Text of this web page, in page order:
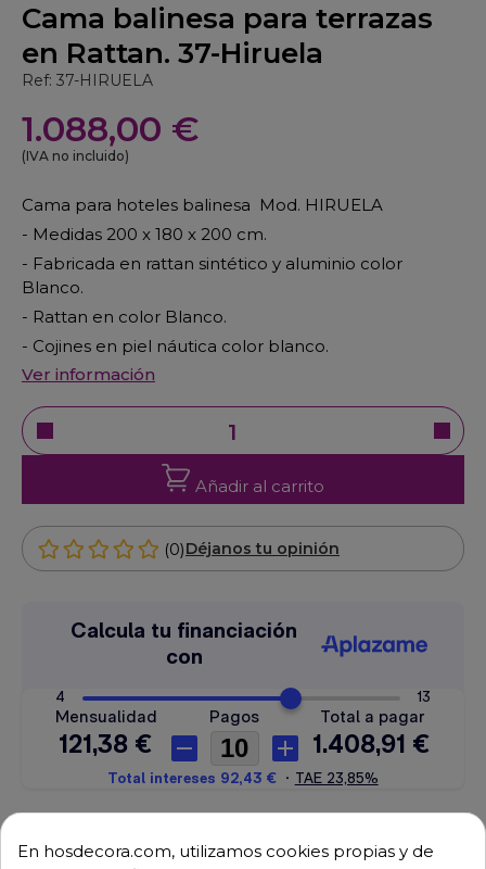
Cama balinesa para terrazas
en Rattan. 37-Hiruela
Ref: 37-HIRUELA
1.088,00 €
(IVA no incluido)
Cama para hoteles balinesa Mod. HIRUELA
- Medidas 200 x 180 x 200 cm.
- Fabricada en rattan sintético y aluminio color
Blanco.
- Rattan en color Blanco.
- Cojines en piel náutica color blanco.
Ver información
Añadir al carrito
(0)Déjanos tu opinión
En hosdecora.com, utilizamos cookies propias y de